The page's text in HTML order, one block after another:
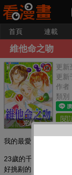
首頁 連載
維他命之吻
完結
更新
更新
作者
類別
閱
我的最愛：
23歲的千秋是個人人
好挑剔的,但卻時常覺